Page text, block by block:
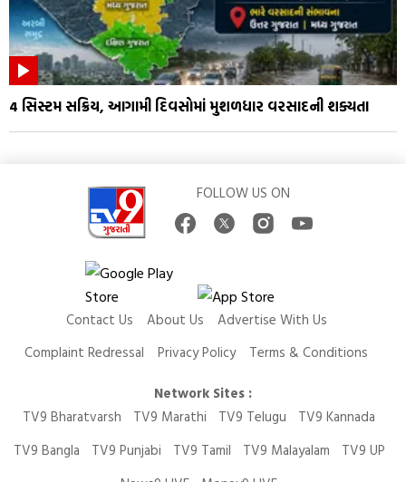
4 સિસ્ટમ સક્રિય, આગામી દિવસોમાં મુશળધાર વરસાદની શક્યતા
FOLLOW US ON
Contact Us About Us
Advertise With Us
Complaint Redressal
Privacy Policy
Terms & Conditions
Network Sites :
TV9 Bharatvarsh
TV9 Marathi TV9 Telugu
TV9 Kannada
TV9 Bangla
TV9 Punjabi TV9 Tamil TV9 Malayalam
TV9 UP